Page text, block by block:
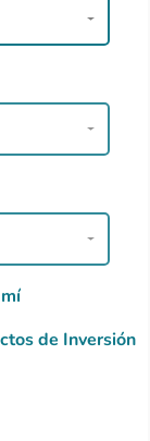
de Inversión